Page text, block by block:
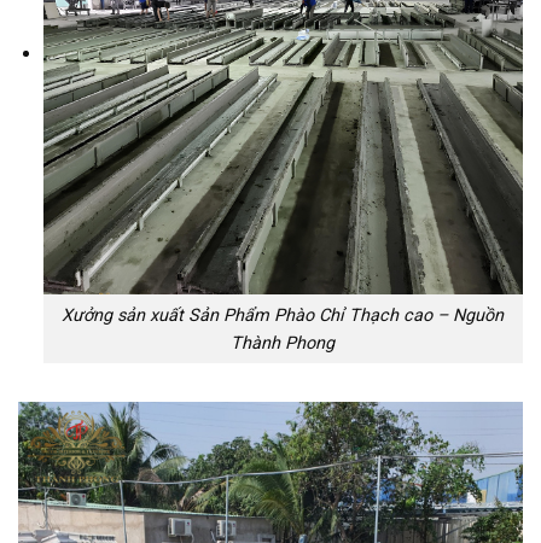
Xưởng sản xuất Sản Phẩm Phào Chỉ Thạch cao – Nguồn
Thành Phong